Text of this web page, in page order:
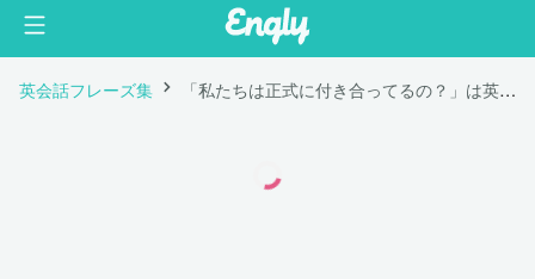
英会話フレーズ集 「私たちは正式に付き合ってるの？」は英語で "Are we officially bf and gf?"